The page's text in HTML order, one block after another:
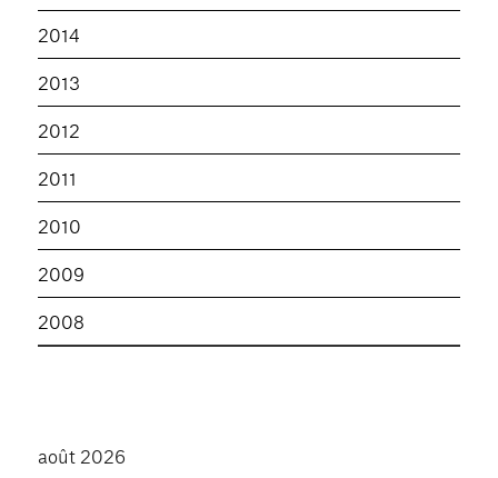
2014
2013
2012
2011
2010
2009
2008
août 2026